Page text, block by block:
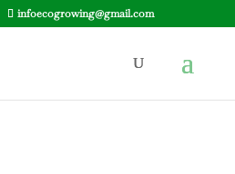
infoecogrowing@gmail.com